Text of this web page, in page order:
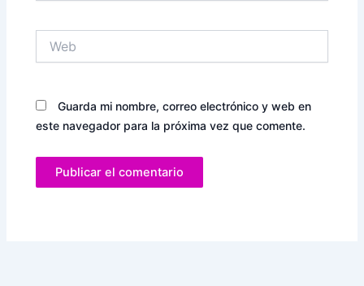
Guarda mi nombre, correo electrónico y web en
este navegador para la próxima vez que comente.